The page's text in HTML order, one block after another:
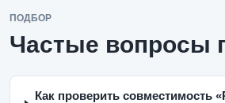
ПОДБОР
Частые вопросы
Как проверить совместимость